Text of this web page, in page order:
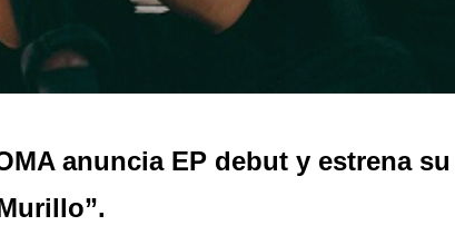
anuncia EP debut y estrena